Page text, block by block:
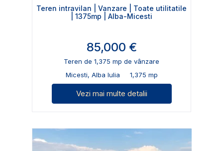
Teren intravilan | Vanzare | Toate utilitatile
| 1375mp | Alba-Micesti
85,000 €
Teren de 1,375 mp de vânzare
Micesti, Alba Iulia
1,375 mp
Vezi mai multe detalii